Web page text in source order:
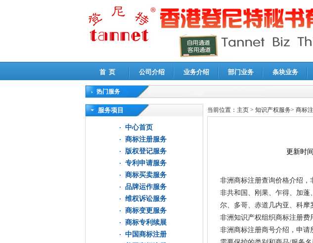
首 页 公司介绍 业务介绍 部门业务 条块业务
热门服务
高新技术企业认定审计|企业所得税汇算清缴申报鉴证
服务项目
中心首页
商标注册服务
版权登记服务
专利申请服务
商标买卖服务
品牌运作服务
维权诉讼服务
商标变更服务
商标专利续展
中国商标注册
当前位置： 主页 > 知识产权服务> 商标
更新时间
非洲商标注册查询价格介绍
非共和国、刚果、乍得、加
尔、多哥、赤道几内亚、科摩
非洲知识产权组织商标注册费
非洲商标注册商号介绍，申请